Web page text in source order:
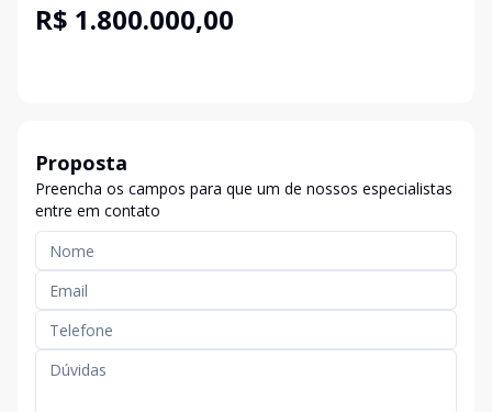
R$ 1.800.000,00
Proposta
Preencha os campos para que um de nossos especialistas
entre em contato